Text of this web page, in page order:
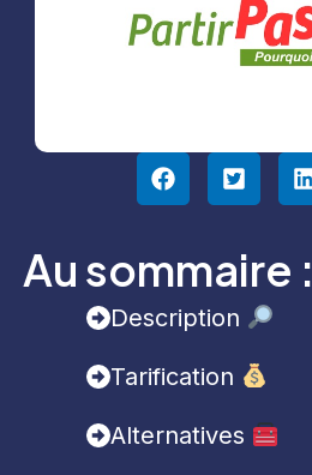
Au sommaire :
Description
Tarification
Alternatives